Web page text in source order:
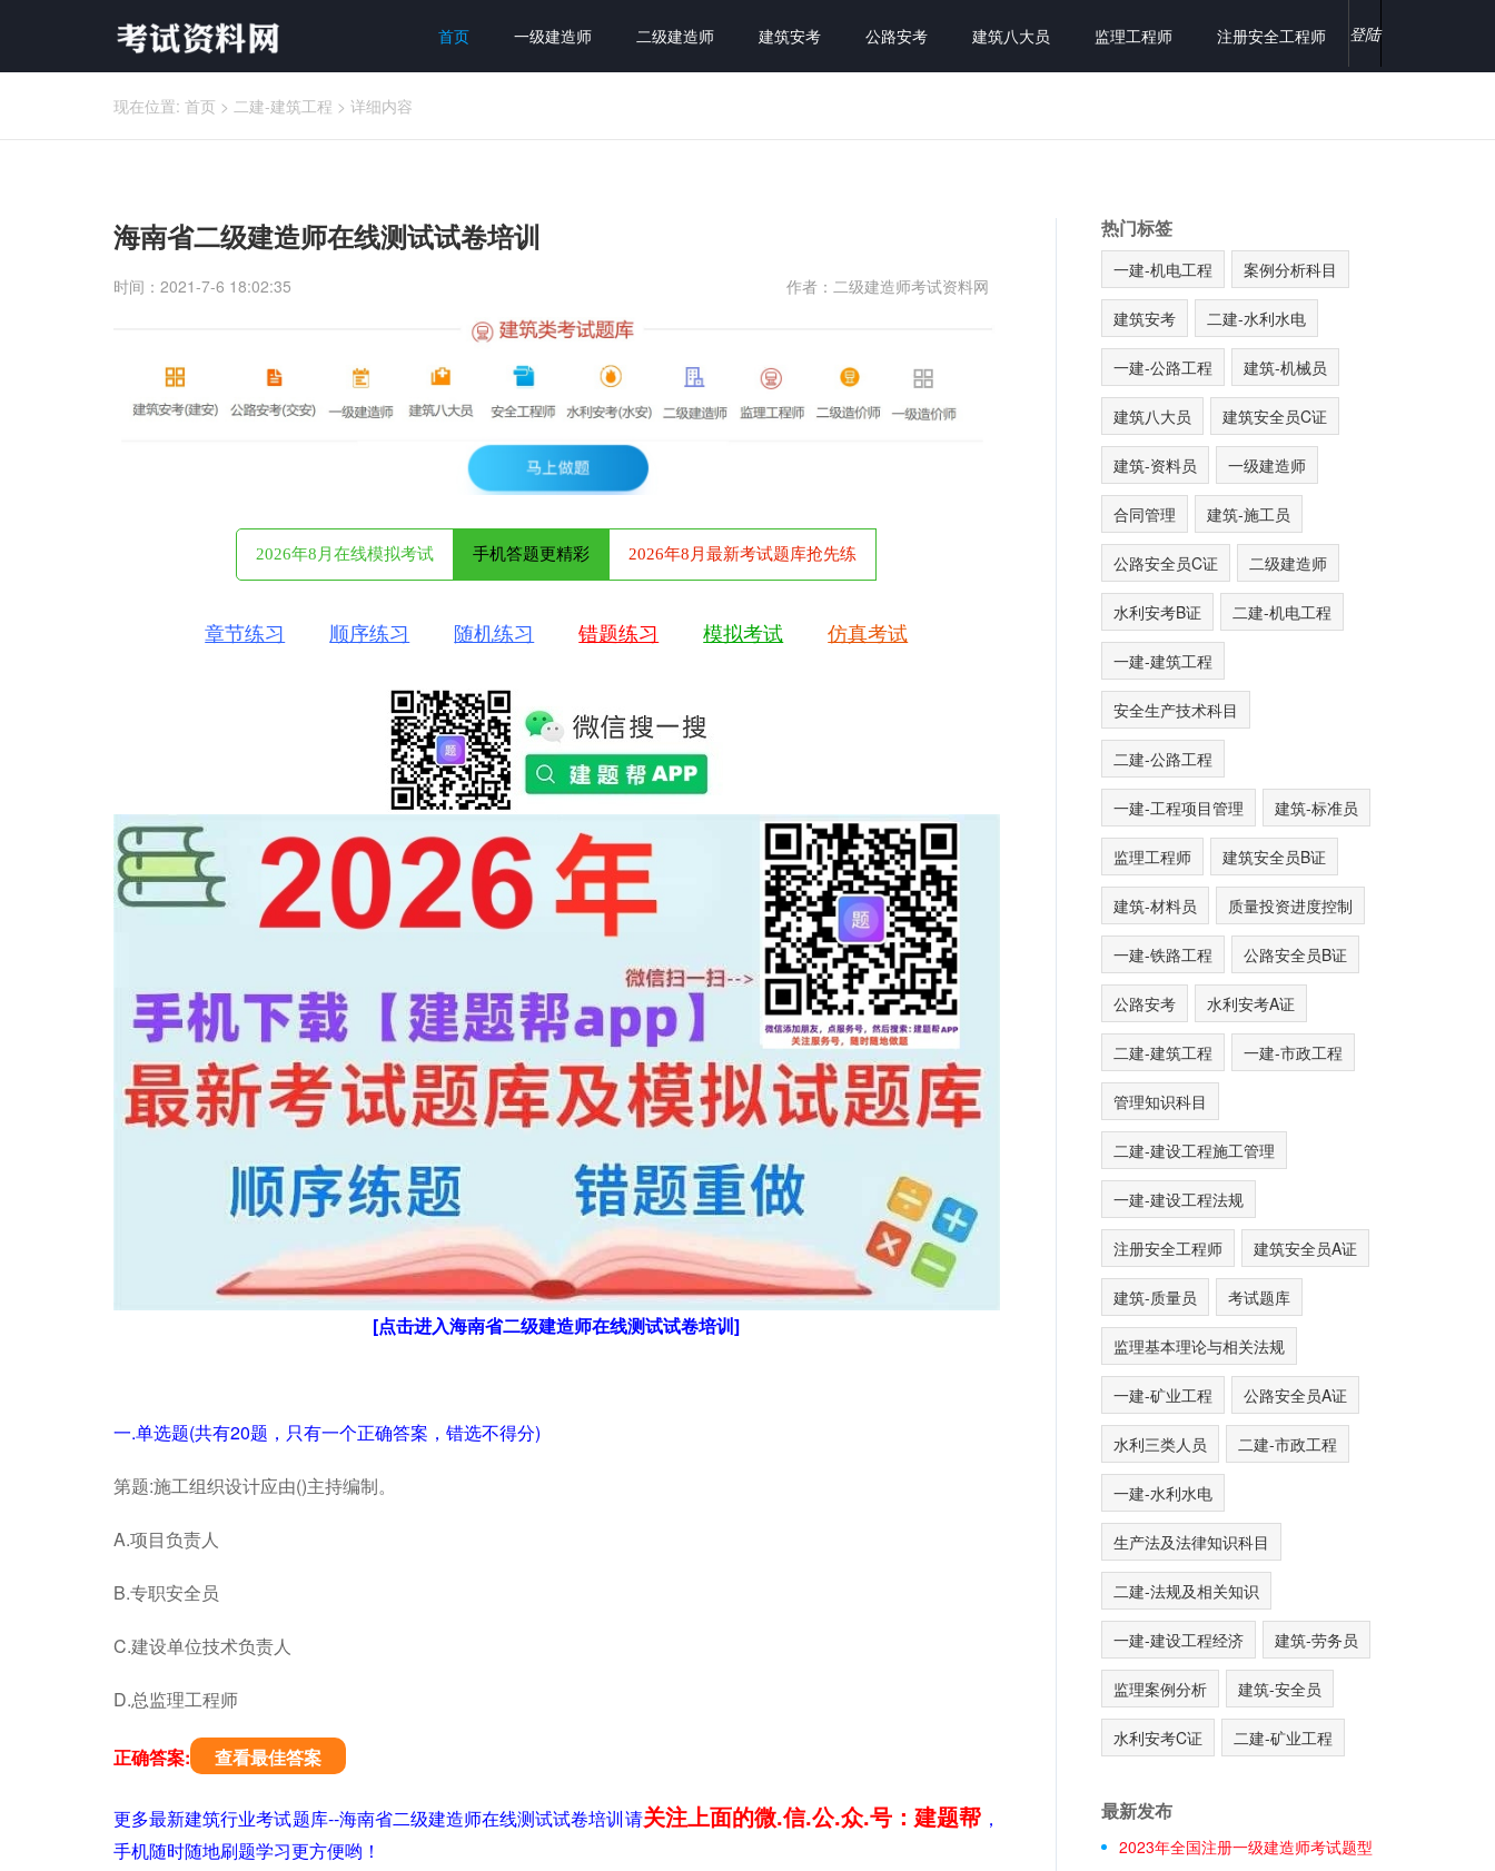
登陆
首页 一级建造师 二级建造师 建筑安考 公路安考 建筑八大员 监理工程师 注册安全工程师
现在位置: 首页 > 二建-建筑工程 > 详细内容
海南省二级建造师在线测试试卷培训
时间：2021-7-6 18:02:35 作者：二级建造师考试资料网
2026年8月在线模拟考试 手机答题更精彩 2026年8月最新考试题库抢先练
章节练习 顺序练习 随机练习 错题练习 模拟考试 仿真考试
[点击进入海南省二级建造师在线测试试卷培训]
一.单选题(共有20题，只有一个正确答案，错选不得分)
第题:施工组织设计应由()主持编制。
A.项目负责人
B.专职安全员
C.建设单位技术负责人
D.总监理工程师
正确答案: 查看最佳答案
更多最新建筑行业考试题库--海南省二级建造师在线测试试卷培训请关注上面的微.信.公.众.号：建题帮 ，
手机随时随地刷题学习更方便哟！
热门标签
一建-机电工程 案例分析科目
建筑安考 二建-水利水电
一建-公路工程 建筑-机械员
建筑八大员 建筑安全员C证
建筑-资料员 一级建造师
合同管理 建筑-施工员
公路安全员C证 二级建造师
水利安考B证 二建-机电工程
一建-建筑工程
安全生产技术科目
二建-公路工程
一建-工程项目管理 建筑-标准员
监理工程师 建筑安全员B证
建筑-材料员 质量投资进度控制
一建-铁路工程 公路安全员B证
公路安考 水利安考A证
二建-建筑工程 一建-市政工程
管理知识科目
二建-建设工程施工管理
一建-建设工程法规
注册安全工程师 建筑安全员A证
建筑-质量员 考试题库
监理基本理论与相关法规
一建-矿业工程 公路安全员A证
水利三类人员 二建-市政工程
一建-水利水电
生产法及法律知识科目
二建-法规及相关知识
一建-建设工程经济 建筑-劳务员
监理案例分析 建筑-安全员
水利安考C证 二建-矿业工程
最新发布
2023年全国注册一级建造师考试题型